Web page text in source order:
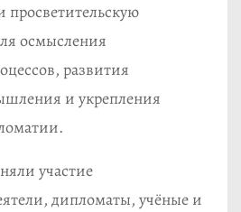
осмысления
развития
и укрепления
участие
дипломаты, учёные и